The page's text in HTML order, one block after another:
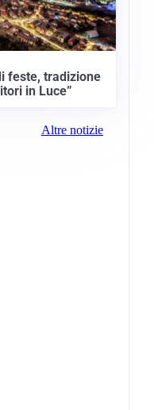
feste, tradizione
in Luce”
Altre notizie